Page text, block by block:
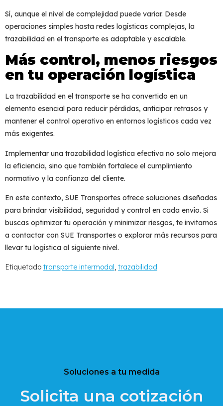
Sí, aunque el nivel de complejidad puede variar. Desde
operaciones simples hasta redes logísticas complejas, la
trazabilidad en el transporte es adaptable y escalable.
Más control, menos riesgos
en tu operación logística
La trazabilidad en el transporte se ha convertido en un
elemento esencial para reducir pérdidas, anticipar retrasos y
mantener el control operativo en entornos logísticos cada vez
más exigentes.
Implementar una trazabilidad logística efectiva no solo mejora
la eficiencia, sino que también fortalece el cumplimiento
normativo y la confianza del cliente.
En este contexto, SUE Transportes ofrece soluciones diseñadas
para brindar visibilidad, seguridad y control en cada envío. Si
buscas optimizar tu operación y minimizar riesgos, te invitamos
a contactar con SUE Transportes o explorar más recursos para
llevar tu logística al siguiente nivel.
Etiquetado transporte intermodal , trazabilidad
Soluciones a tu medida
Solicita una cotización